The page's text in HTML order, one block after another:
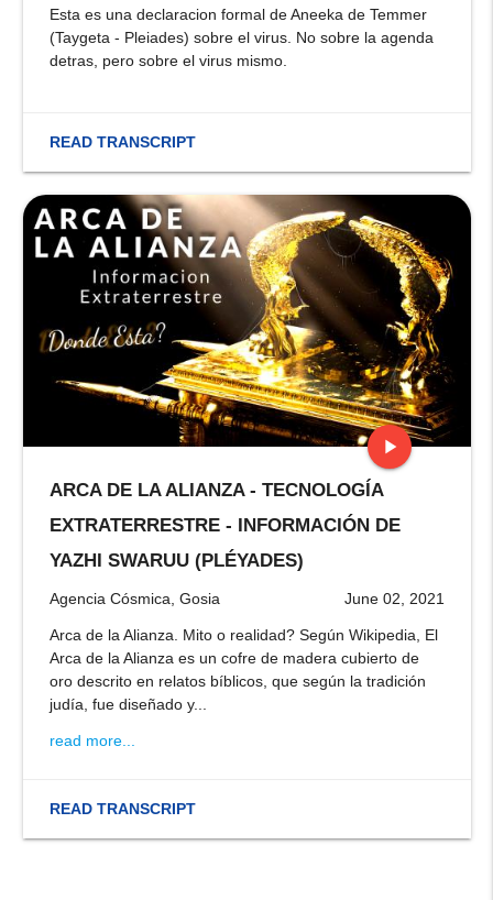
Esta es una declaracion formal de Aneeka de Temmer
(Taygeta - Pleiades) sobre el virus. No sobre la agenda
detras, pero sobre el virus mismo.
READ TRANSCRIPT
play_arrow
stop
ARCA DE LA ALIANZA - TECNOLOGÍA
EXTRATERRESTRE - INFORMACIÓN DE
YAZHI SWARUU (PLÉYADES)
Agencia Cósmica, Gosia June 02, 2021
Arca de la Alianza. Mito o realidad? Según Wikipedia, El
Arca de la Alianza es un cofre de madera cubierto de
oro descrito en relatos bíblicos, que según la tradición
judía, fue diseñado y...
read more...
READ TRANSCRIPT